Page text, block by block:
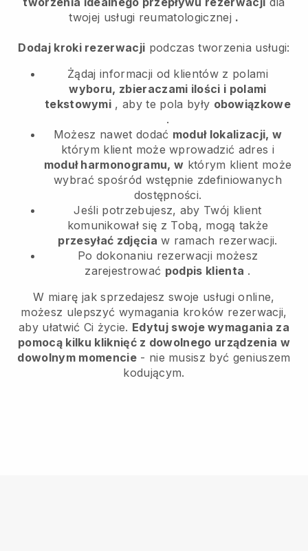
twojej usługi reumatologicznej .
Dodaj kroki rezerwacji podczas tworzenia usługi:
Żądaj informacji od klientów z polami
wyboru, zbieraczami ilości i polami
tekstowymi , aby te pola były obowiązkowe
.
Możesz nawet dodać moduł lokalizacji, w
którym klient może wprowadzić adres i
moduł harmonogramu, w którym klient może
wybrać spośród wstępnie zdefiniowanych
dostępności.
Jeśli potrzebujesz, aby Twój klient
komunikował się z Tobą, mogą także
przesyłać zdjęcia w ramach rezerwacji.
Po dokonaniu rezerwacji możesz
zarejestrować podpis klienta .
W miarę jak sprzedajesz swoje usługi online,
możesz ulepszyć wymagania kroków rezerwacji,
aby ułatwić Ci życie. Edytuj swoje wymagania za
pomocą kilku kliknięć z dowolnego urządzenia w
dowolnym momencie- nie musisz być geniuszem
kodującym.